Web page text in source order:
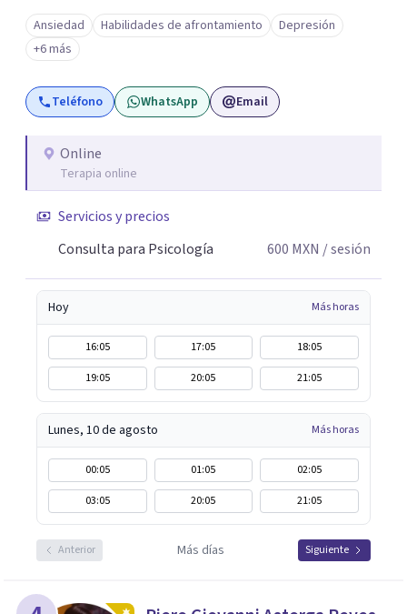
emocionales a tu propio ritmo. Creo firmemente en la
importancia de construir juntos herramientas que
fortalezcan el bienestar, la autonomía y el sentido de
vida. Será un gusto acompañarte en este proceso. Quedo
atento para resolver cualquier duda y acordar una cita. Un
Ansiedad Habilidades de afrontamiento
Depresión
+6 más
Teléfono WhatsApp Email
Online
Terapia online
Servicios y precios
Consulta para Psicología
600 MXN / sesión
Hoy Más horas
16:05 17:05
18:05
19:05
20:05 21:05
Lunes, 10 de agosto Más horas
00:05 01:05
02:05
03:05
20:05 21:05
Anterior Más días Siguiente